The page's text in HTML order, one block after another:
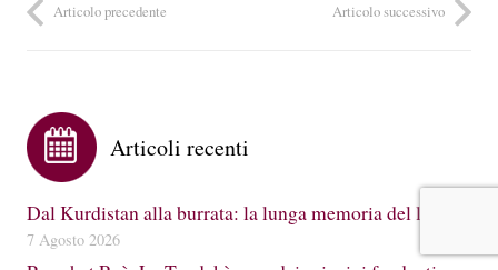
Articolo precedente Articolo successivo
Articoli recenti
Dal Kurdistan alla burrata: la lunga memoria del latte
7 Agosto 2026